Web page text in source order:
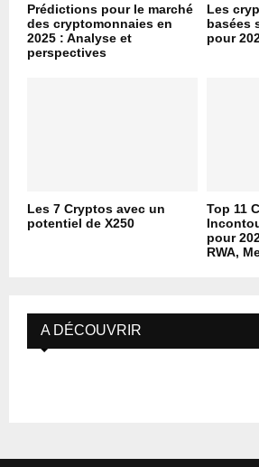
Prédictions pour le marché
des cryptomonnaies en
2025 : Analyse et
perspectives
Les
basées
pour
Les 7 Cryptos avec un
potentiel de X250
Top 11
pour
RWA,
A DÉCOUVRIR